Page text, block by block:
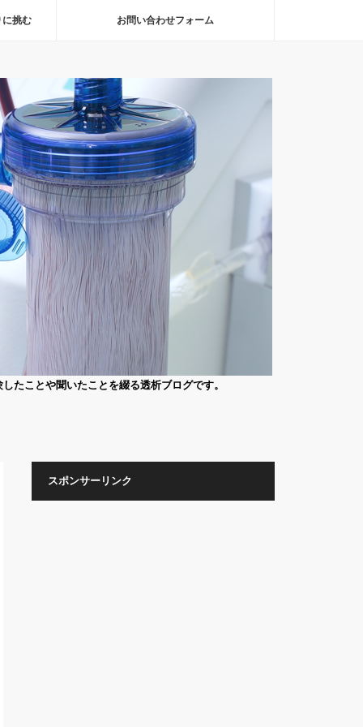
に挑む お問い合わせフォーム
たことや聞いたことを綴る透析ブログです。
スポンサーリンク